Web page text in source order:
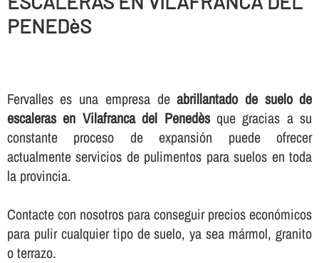
PENEDèS
Fervalles es una empresa deabrillantado de suelo de
escaleras en Vilafranca del Penedèsque gracias a su
constante proceso de expansión puede ofrecer
actualmente servicios de pulimentos para suelos en toda
la provincia.
Contacte con nosotros para conseguir precios económicos
para pulir cualquier tipo de suelo, ya sea mármol, granito
o terrazo.